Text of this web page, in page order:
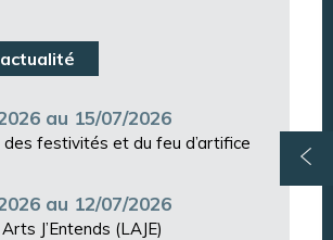
au 15/07/2026
des festivités et du feu d’artifice
au 12/07/2026
J’Entends (LAJE)